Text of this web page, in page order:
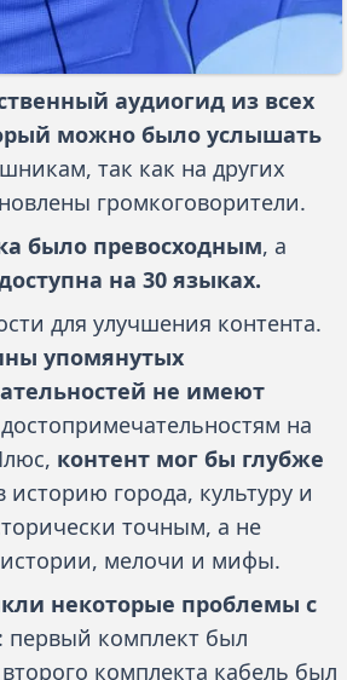
аудиогид из всех
можно было услышать
так как на других
громкоговорители.
было превосходным, а
на 30 языках.
для улучшения контента.
упомянутых
не имеют
на
контент мог бы глубже
историю города, культуру и
точным, а не
истории, мелочи и мифы.
некоторые проблемы с
: первый комплект был
комплекта кабель был